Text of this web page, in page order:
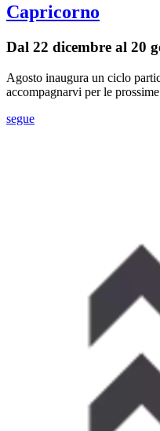
Capricorno
Dal 22 dicembre al 20
Agosto inaugura un ciclo
accompagnarvi per le
segue